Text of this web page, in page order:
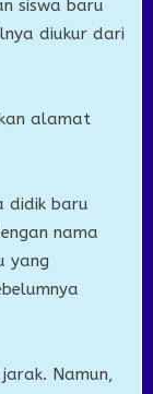
siswa baru
diukur dari
alamat
didik baru
nama
yang
Namun,